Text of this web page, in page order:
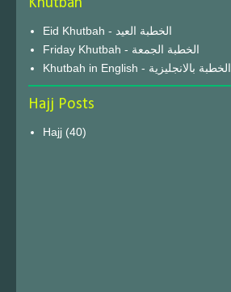
Khutbah
Eid Khutbah - الخطبة العيد
Friday Khutbah - الخطبة الجمعة
Khutbah in English - الخطبة بالانجليزية
Hajj Posts
Hajj (40)